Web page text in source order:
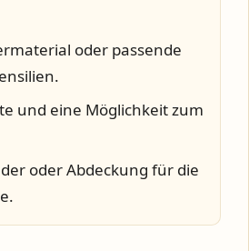
oder passende
und eine Möglichkeit zum
oder Abdeckung für die